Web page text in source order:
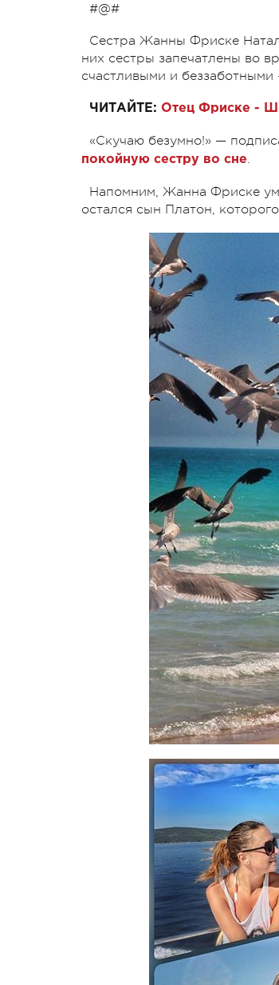
#@#
Сестра Жанны Фриске
них сестры запечатлены во
счастливыми и
ЧИТАЙТЕ: Отец Фриске -
«Скучаю безумно!» —
покойную сестру во сне.
Напомним, Жанна Фриске
остался сын Платон,